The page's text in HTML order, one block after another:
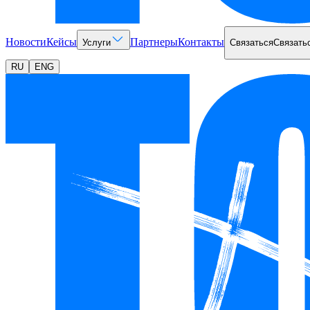
НовостиКейсы Услуги ПартнерыКонтакты Связаться
RU ENG